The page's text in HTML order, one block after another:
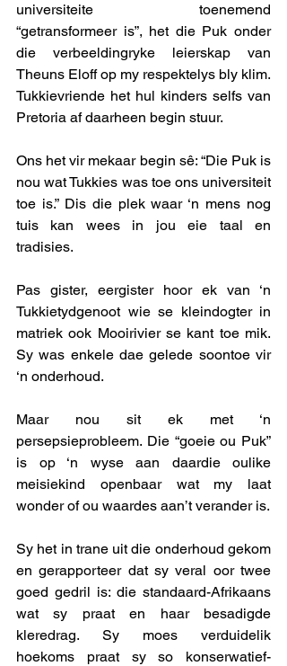
universiteite toenemend
“getransformeer is”, het die Puk onder
die verbeeldingryke leierskap van
Theuns Eloff op my respektelys bly klim.
Tukkievriende het hul kinders selfs van
Pretoria af daarheen begin stuur.
Ons het vir mekaar begin sê: “Die Puk is
nou wat Tukkies was toe ons universiteit
toe is.” Dis die plek waar ‘n mens nog
tuis kan wees in jou eie taal en
tradisies.
Pas gister, eergister hoor ek van ‘n
Tukkietydgenoot wie se kleindogter in
matriek ook Mooirivier se kant toe mik.
Sy was enkele dae gelede soontoe vir
‘n onderhoud.
Maar nou sit ek met ‘n
persepsieprobleem. Die “goeie ou Puk”
is op ‘n wyse aan daardie oulike
meisiekind openbaar wat my laat
Sy het in trane uit die onderhoud gekom
en gerapporteer dat sy veral oor twee
goed gedril is: die standaard-Afrikaans
wat sy praat en haar besadigde
kleredrag. Sy moes verduidelik
hoekoms praat sy so konserwatief-